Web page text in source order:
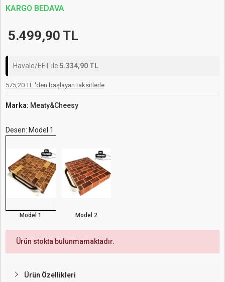
KARGO BEDAVA
5.499,90 TL
Havale/EFT ile 5.334,90 TL
575,20 TL 'den başlayan taksitlerle
Marka: Meaty&Cheesy
Desen: Model 1
Model 1 Model 2
Ürün stokta bulunmamaktadır.
Ürün Özellikleri